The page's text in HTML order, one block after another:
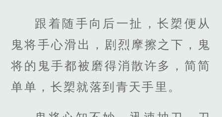
跟着随手向后一扯，长槊便从
鬼将手心滑出，剧烈摩擦之下，鬼
将的鬼手都被磨得消散许多，简简
单单，长槊就落到青天手里。